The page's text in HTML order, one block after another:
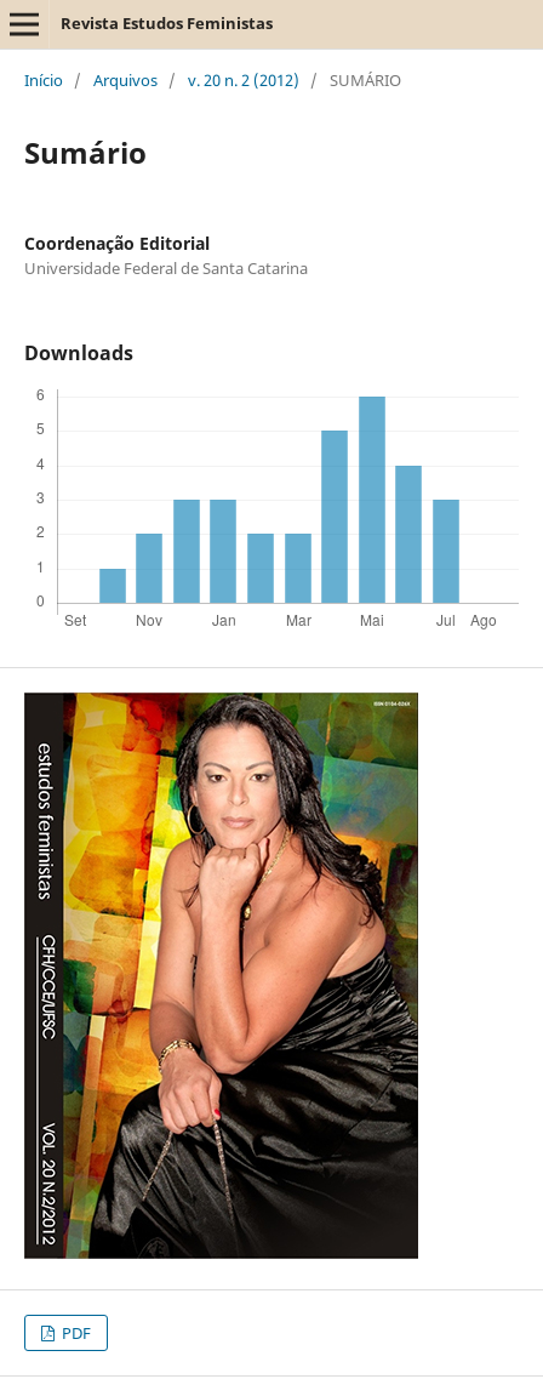
Revista Estudos Feministas
Início / Arquivos / v. 20 n. 2 (2012) / SUMÁRIO
Sumário
Coordenação Editorial
Universidade Federal de Santa Catarina
Downloads
PDF